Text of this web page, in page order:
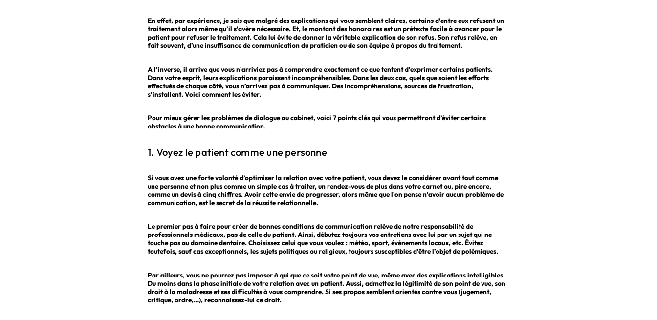
En effet, par expérience, je sais que malgré des explications qui vous semblent claires, certains d’entre eux refusent un
traitement alors même qu’il s’avère nécessaire. Et, le montant des honoraires est un prétexte facile à avancer pour le
patient pour refuser le traitement. Cela lui évite de donner la véritable explication de son refus. Son refus relève, en
fait souvent, d’une insuffisance de communication du praticien ou de son équipe à propos du traitement.
A l’inverse, il arrive que vous n’arriviez pas à comprendre exactement ce que tentent d’exprimer certains patients.
Dans votre esprit, leurs explications paraissent incompréhensibles. Dans les deux cas, quels que soient les efforts
effectués de chaque côté, vous n’arrivez pas à communiquer. Des incompréhensions, sources de frustration,
s’installent. Voici comment les éviter.
Pour mieux gérer les problèmes de dialogue au cabinet, voici 7 points clés qui vous permettront d’éviter certains
obstacles à une bonne communication.
1. Voyez le patient comme une personne
Si vous avez une forte volonté d’optimiser la relation avec votre patient, vous devez le considérer avant tout comme
une personne et non plus comme un simple cas à traiter, un rendez-vous de plus dans votre carnet ou, pire encore,
comme un devis à cinq chiffres. Avoir cette envie de progresser, alors même que l’on pense n’avoir aucun problème de
communication, est le secret de la réussite relationnelle.
Le premier pas à faire pour créer de bonnes conditions de communication relève de notre responsabilité de
professionnels médicaux, pas de celle du patient. Ainsi, débutez toujours vos entretiens avec lui par un sujet qui ne
touche pas au domaine dentaire. Choisissez celui que vous voulez : météo, sport, événements locaux, etc. Évitez
toutefois, sauf cas exceptionnels, les sujets politiques ou religieux, toujours susceptibles d’être l’objet de polémiques.
Par ailleurs, vous ne pourrez pas imposer à qui que ce soit votre point de vue, même avec des explications intelligibles.
Du moins dans la phase initiale de votre relation avec un patient. Aussi, admettez la légitimité de son point de vue, son
droit à la maladresse et ses difficultés à vous comprendre. Si ses propos semblent orientés contre vous (jugement,
critique, ordre,…), reconnaissez-lui ce droit.